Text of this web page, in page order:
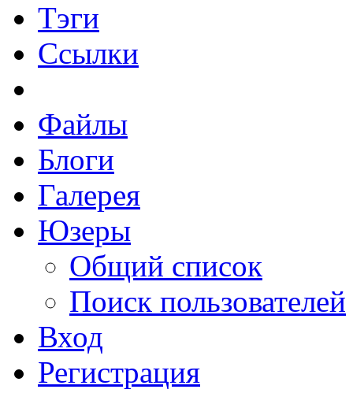
Тэги
Ссылки
Файлы
Блоги
Галерея
Юзеры
Общий список
Поиск пользователей
Вход
Регистрация